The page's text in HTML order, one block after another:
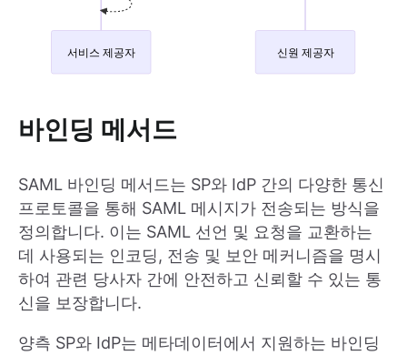
바인딩 메서드
SAML 바인딩 메서드는 SP와 IdP 간의 다양한 통신
프로토콜을 통해 SAML 메시지가 전송되는 방식을
정의합니다. 이는 SAML 선언 및 요청을 교환하는
데 사용되는 인코딩, 전송 및 보안 메커니즘을 명시
하여 관련 당사자 간에 안전하고 신뢰할 수 있는 통
신을 보장합니다.
양측 SP와 IdP는 메타데이터에서 지원하는 바인딩